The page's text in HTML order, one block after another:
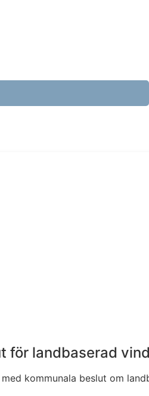
för landbaserad
kommunala beslut om